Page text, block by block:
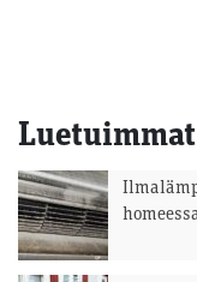
Luetuimmat